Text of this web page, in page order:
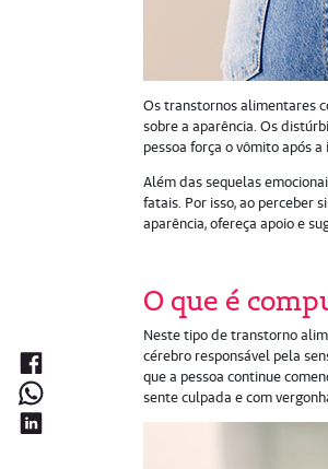
Os transtornos alimentares
sobre a aparência. Os
pessoa força o vômito após
Além das sequelas
fatais. Por isso, ao perceber
aparência, ofereça apoio e
O que é
Neste tipo de transtorno
cérebro responsável pela
que a pessoa continue
sente culpada e com